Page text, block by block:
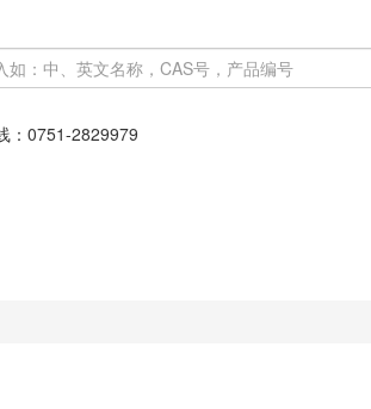
： 0751-2829979